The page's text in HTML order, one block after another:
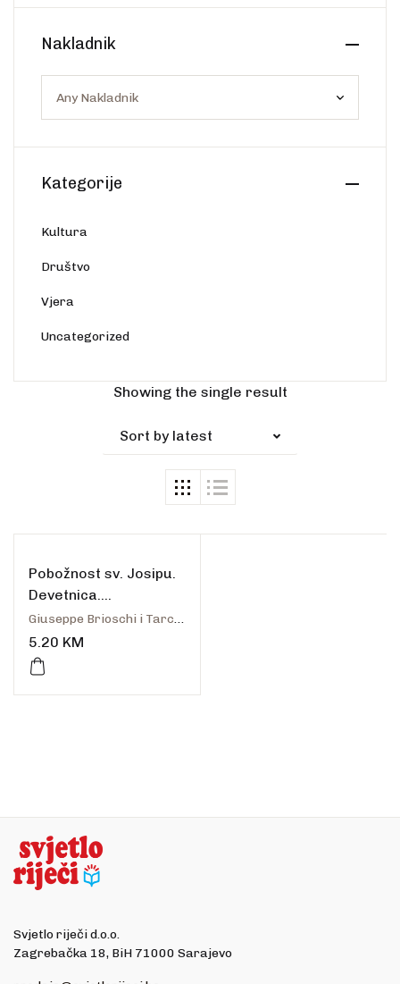
Create Account
Showing the single result
Sort by latest
Pobožnost sv. Josipu.
Devetnica.
Tridesetodnevna
pobožnost. Radosti i
žalosti sv. Josipa
Giuseppe Brioschi i Tarcisio Stramare
5.20 KM
Nakladnik
Kategorije
Kultura
Društvo
Vjera
Uncategorized
Svjetlo riječi d.o.o.
Zagrebačka 18, BiH 71000 Sarajevo